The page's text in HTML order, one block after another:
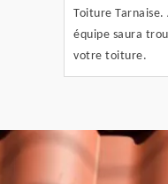
Toiture
équipe saura
votre toiture.